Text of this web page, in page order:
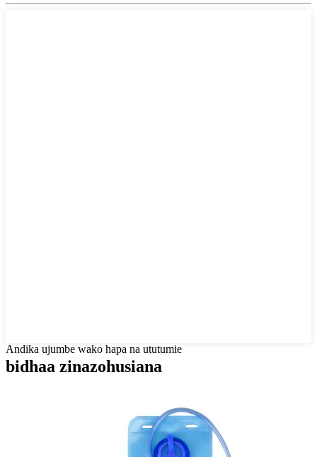
Andika ujumbe wako hapa na ututumie
bidhaa zinazohusiana